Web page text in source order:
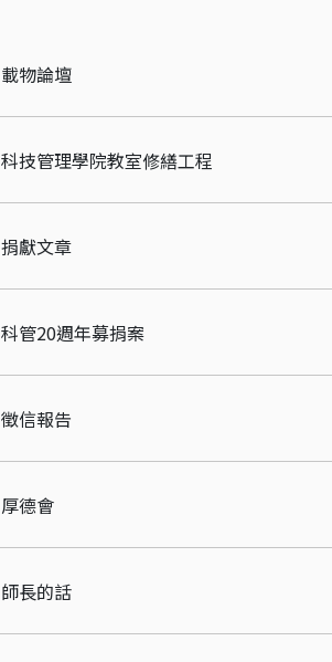
載物論壇
科技管理學院教室修繕工程
捐獻文章
科管20週年募捐案
徵信報告
厚德會
師長的話